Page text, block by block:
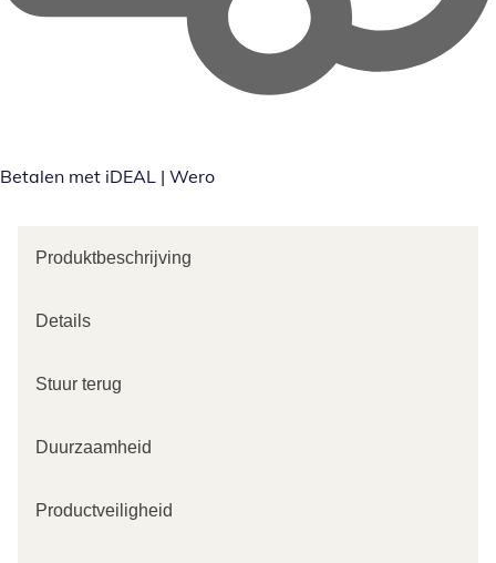
Betalen met iDEAL | Wero
Produktbeschrijving
Details
Stuur terug
Duurzaamheid
Productveiligheid